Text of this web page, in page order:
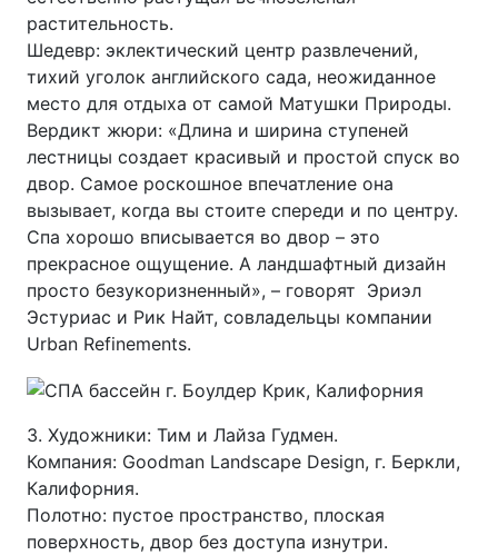
растительность.
Шедевр: эклектический центр развлечений,
тихий уголок английского сада, неожиданное
место для отдыха от самой Матушки Природы.
Вердикт жюри: «Длина и ширина ступеней
лестницы создает красивый и простой спуск во
двор. Самое роскошное впечатление она
вызывает, когда вы стоите спереди и по центру.
Спа хорошо вписывается во двор – это
прекрасное ощущение. А ландшафтный дизайн
просто безукоризненный», – говорят Эриэл
Эстуриас и Рик Найт, совладельцы компании
Urban Refinements.
3. Художники: Тим и Лайза Гудмен.
Компания: Goodman Landscape Design, г. Беркли,
Калифорния.
Полотно: пустое пространство, плоская
поверхность, двор без доступа изнутри.